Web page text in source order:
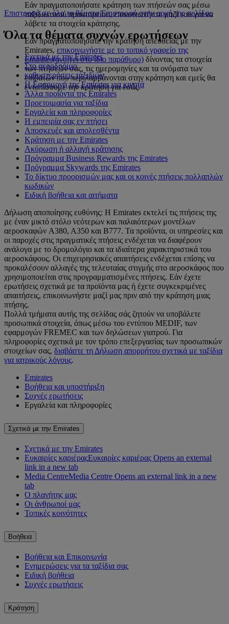
Εάν πραγματοποιήσατε κράτηση των πτήσεών σας μέσω
ταξιδιωτικού πρακτορείου, επικοινωνήστε μαζί του για να
λάβετε τα στοιχεία κράτησης.
Εάν πραγματοποιήσατε την κράτηση απευθείας με την
Emirates, επικοινωνήστε με το τοπικό γραφείο της
Emirates(ανοίγει στο ίδιο παράθυρο) δίνοντας τα στοιχεία
των πτήσεών σας, τις ημερομηνίες και τα ονόματα των
επιβατών που περιλαμβάνονται στην κράτηση και εμείς θα
εντοπίσουμε την κράτηση για εσάς.
Επιστροφή σε όλα τα θέματα Επιστροφή στην αρχή της σελίδας
Όλα τα θέματα συχνών ερωτήσεων
Σχετικά με την Emirates
Στο αεροδρόμιο
καθυστερήσεις ταξιδιών
Η Εφαρμογή της Emirates για κινητά
Άλλα προϊόντα της Emirates
Προετοιμασία για ταξίδια
Εργαλεία και πληροφορίες
Η εμπειρία σας εν πτήσει
Αποσκευές και απολεσθέντα
Κράτηση με την Emirates
Ακύρωση ή αλλαγή κράτησης
Πρόγραμμα Business Rewards της Emirates
Πρόγραμμα Skywards της Emirates
Το δίκτυο προορισμών μας και οι κοινές πτήσεις πολλαπλών
κωδικών
Ειδική βοήθεια και αιτήματα
Δήλωση αποποίησης ευθύνης: Η Emirates εκτελεί τις πτήσεις της
με έναν μικτό στόλο νεότερων και παλαιότερων μοντέλων
αεροσκαφών A380, A350 και B777. Τα προϊόντα, οι υπηρεσίες και
οι παροχές στις πραγματικές πτήσεις ενδέχεται να διαφέρουν
ανάλογα με το δρομολόγιο και τα ιδιαίτερα χαρακτηριστικά του
αεροσκάφους. Οι επιχειρησιακές απαιτήσεις ενδέχεται επίσης να
προκαλέσουν αλλαγές της τελευταίας στιγμής στο αεροσκάφος που
χρησιμοποιείται στις προγραμματισμένες πτήσεις. Εάν έχετε
ερωτήσεις σχετικά με τα προϊόντα μας ή έχετε συγκεκριμένες
απαιτήσεις, επικοινωνήστε μαζί μας πριν από την κράτηση μιας
πτήσης.
Πολλά τμήματα αυτής της σελίδας σάς ζητούν να υποβάλετε
προσωπικά στοιχεία, όπως μέσω του εντύπου MEDIF, των
εφαρμογών FREMEC και των δηλώσεων γιατρού. Για
πληροφορίες σχετικά με τον τρόπο επεξεργασίας των προσωπικών
στοιχείων σας, διαβάστε τη Δήλωση απορρήτου σχετικά με ταξίδια
για ιατρικούς λόγους.
Emirates
Βοήθεια και υποστήριξη
Συχνές ερωτήσεις
Εργαλεία και πληροφορίες
Σχετικά με την Emirates
Σχετικά με την Emirates
Ευκαιρίες καριέραςΕυκαιρίες καριέρας Opens an external
link in a new tab
Media CentreMedia Centre Opens an external link in a new
tab
Ο πλανήτης μας
Οι άνθρωποί μας
Τοπικές κοινότητες
Βοήθεια
Βοήθεια και Επικοινωνία
Ενημερώσεις για τα ταξίδια σας
Ειδική βοήθεια
Συχνές ερωτήσεις
Κράτηση